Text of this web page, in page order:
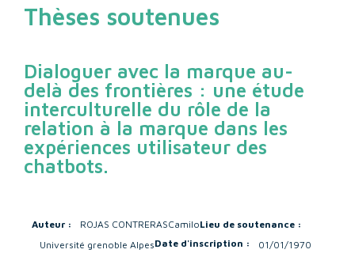
Thèses soutenues
Dialoguer avec la marque au-
delà des frontières : une étude
interculturelle du rôle de la
relation à la marque dans les
expériences utilisateur des
chatbots.
Auteur : ROJAS CONTRERASCamiloLieu de soutenance :
Université grenoble AlpesDate d'inscription : 01/01/1970